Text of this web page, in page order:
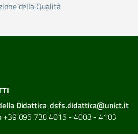
della Qualità
Didattica:dsfs.didattica@unict.it
+39 095 738 4015 - 4003 - 4103